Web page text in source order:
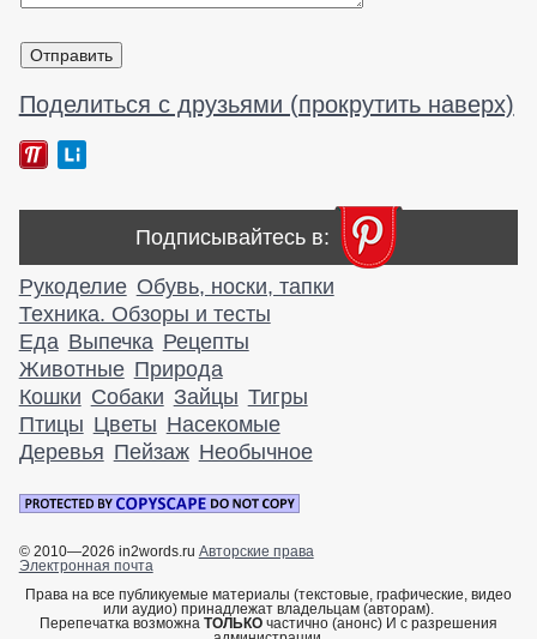
Поделиться с друзьями (прокрутить наверх)
Подписывайтесь в:
Рукоделие Обувь, носки, тапки
Техника. Обзоры и тесты
Еда Выпечка Рецепты
Животные Природа
Кошки Собаки Зайцы Тигры
Птицы Цветы Насекомые
Деревья Пейзаж Необычное
© 2010—2026 in2words.ru Авторские права
Электронная почта
Права на все публикуемые материалы (текстовые, графические, видео
или аудио) принадлежат владельцам (авторам).
Перепечатка возможна ТОЛЬКО частично (анонс) И с разрешения